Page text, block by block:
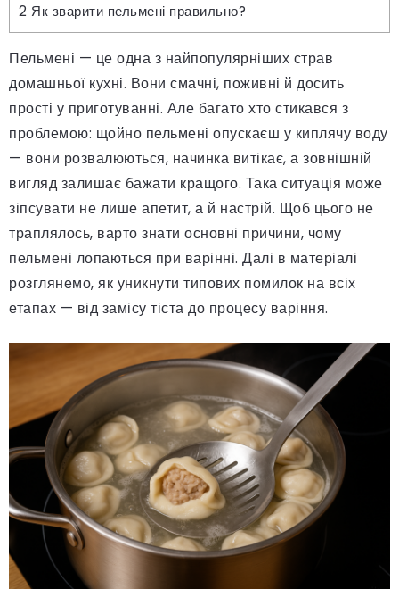
2 Як зварити пельмені правильно?
Пельмені — це одна з найпопулярніших страв
домашньої кухні. Вони смачні, поживні й досить
прості у приготуванні. Але багато хто стикався з
проблемою: щойно пельмені опускаєш у киплячу воду
— вони розвалюються, начинка витікає, а зовнішній
вигляд залишає бажати кращого. Така ситуація може
зіпсувати не лише апетит, а й настрій. Щоб цього не
траплялось, варто знати основні причини, чому
пельмені лопаються при варінні. Далі в матеріалі
розглянемо, як уникнути типових помилок на всіх
етапах — від замісу тіста до процесу варіння.